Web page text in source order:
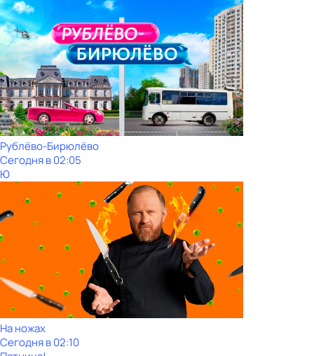
Рублёво-Бирюлёво
Сегодня в 02:05
Ю
На ножах
Сегодня в 02:10